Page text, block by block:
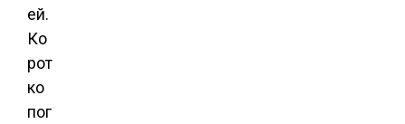
ей.
Ко
рот
ко
пог